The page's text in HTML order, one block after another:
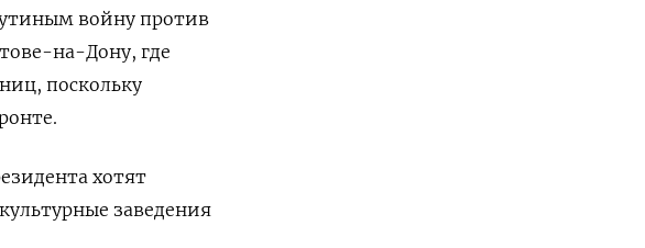
войну против
на-Дону, где
поскольку
хотят
заведения